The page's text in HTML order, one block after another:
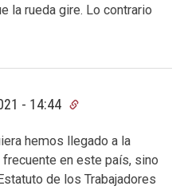
la rueda gire. Lo contrario
- 14:44
hemos llegado a la
en este país, sino
de los Trabajadores